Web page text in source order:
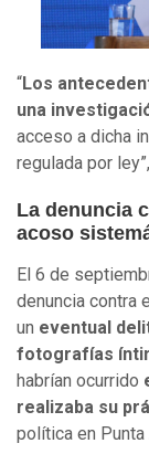
“Los
una
acceso a dicha
regulada por
La denuncia
acoso
El 6 de
denuncia contra
un eventual
fotografías
habrían ocurrido
realizaba su
política en